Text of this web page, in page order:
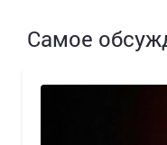
Самое